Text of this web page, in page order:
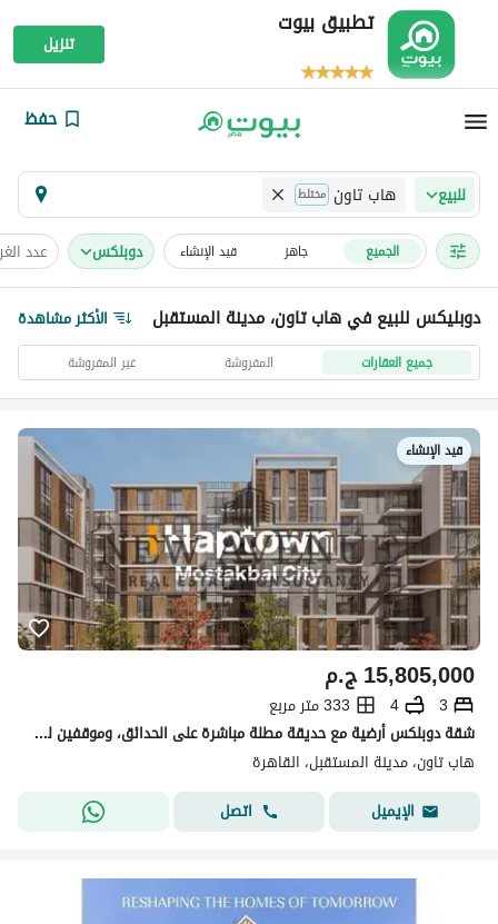
تطبيق بيوت
تنزيل
حفظ
للبيع هاب تاون مختلط
الجميع جاهز قيد الإنشاء دوبلكس عدد
دوبليكس للبيع في هاب تاون، مدينة المستقبل الأكثر مشاهدة
جميع العقارات المفروشة غير المفروشة
قيد الإنشاء
ج.م15,805,000
3
4
333 متر مربع
شقة دوبلكس أرضية مع حديقة مطلة مباشرة على الحدائق، وموقفين للسيارات ونادي رياضي في HAP TOWNمدينة المستقبل Haptown Parkview Mostakbal City
هاب تاون، مدينة المستقبل، القاهرة
الإيميل
اتصل